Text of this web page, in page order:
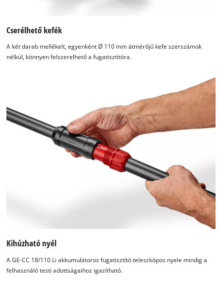
Cserélhető kefék
A két darab mellékelt, egyenként Ø 110 mm átmérőjű kefe szerszámok
nélkül, könnyen felszerelhető a fugatisztítóra.
Kihúzható nyél
A GE-CC 18/110 Li akkumulátoros fugatisztító teleszkópos nyele mindig a
felhasználó testi adottságaihoz igazítható.